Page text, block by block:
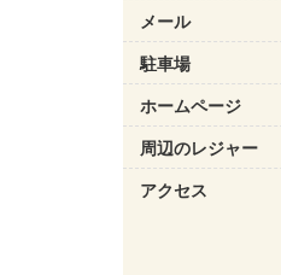
メール
駐車場
ホームページ
周辺のレジャー
アクセス